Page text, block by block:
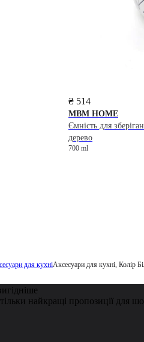
₴ 514
MBM HOME
Ємність для
дерево
700 ml
для кухніАксесуари для кухні, Колір
найкращі пропозиції для